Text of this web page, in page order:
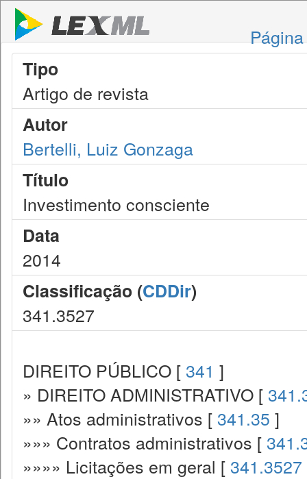
Tipo
Artigo de revista
Autor
Bertelli, Luiz Gonzaga
Título
Investimento consciente
Data
2014
Classificação (CDDir)
341.3527
DIREITO PÚBLICO [ 341 ]
» DIREITO ADMINISTRATIVO [
»» Atos administrativos [ 341.35 ]
»»» Contratos administrativos [
»»»» Licitações em geral [ 341.3527